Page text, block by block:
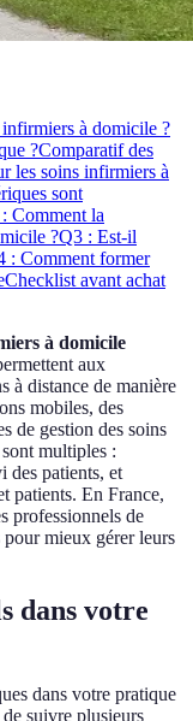
à domicile ?
?Comparatif des
les soins infirmiers à
sont
Comment la
?Q3 : Est-il
: Comment former
Checklist avant achat
à domicile
aux
à distance de manière
mobiles, des
de gestion des soins
multiples :
des patients, et
patients. En France,
professionnels de
mieux gérer leurs
dans votre
dans votre pratique
suivre plusieurs